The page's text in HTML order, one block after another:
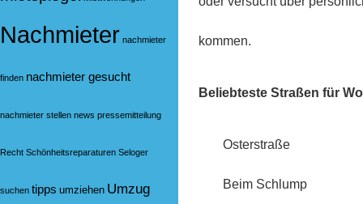
Nachmieter nachmieter
finden nachmieter gesucht
nachmieter stellen news pressemitteilung
Recht Schönheitsreparaturen Seloger
suchen tipps umziehen Umzug
kommen.
Beliebteste Straßen für
Osterstraße
Beim Schlump